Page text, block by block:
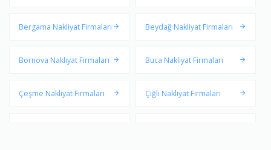
Bergama Nakliyat Firmaları Beydağ Nakliyat Firmaları
Bornova Nakliyat Firmaları Buca Nakliyat Firmaları
Çeşme Nakliyat Firmaları Çiğli Nakliyat Firmaları